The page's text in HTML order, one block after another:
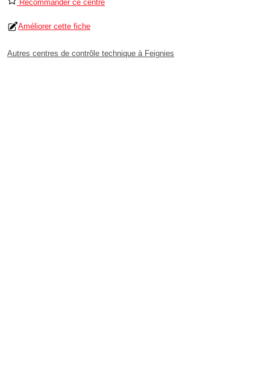
Recommander ce centre
Améliorer cette fiche
Autres centres de contrôle technique à Feignies